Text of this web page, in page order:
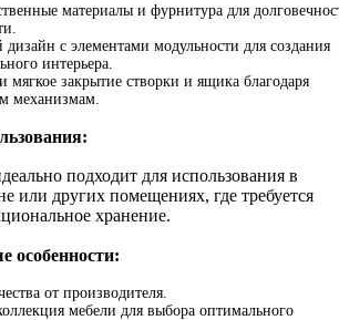
материалы и фурнитура для
с элементами модульности для создания
интерьера.
мягкое закрытие створки и ящика благодаря
механизмам.
подходит для использования в
или других помещениях, где требуется
хранение.
особенности:
от производителя.
мебели для выбора оптимального